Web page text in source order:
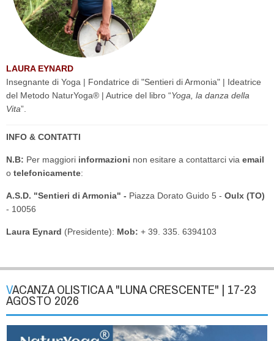
LAURA EYNARD
Insegnante di Yoga | Fondatrice di "Sentieri di Armonia" | Ideatrice
del Metodo NaturYoga® | Autrice del libro “Yoga, la danza della
Vita”.
INFO & CONTATTI
N.B: Per maggiori informazioni non esitare a contattarci via email
o telefonicamente:
A.S.D. "Sentieri di Armonia" - Piazza Dorato Guido 5 - Oulx (TO)
- 10056
Laura Eynard (Presidente): Mob: + 39. 335. 6394103
VACANZA OLISTICA A "LUNA CRESCENTE" | 17-23
AGOSTO 2026